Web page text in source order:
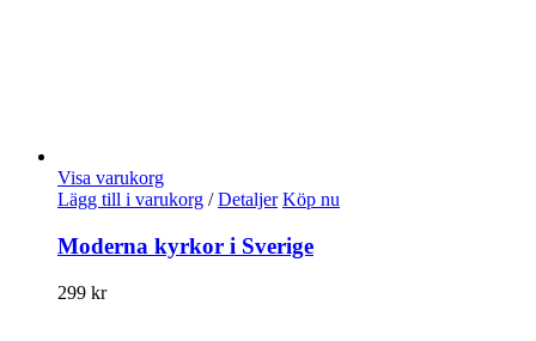
Visa varukorg
Lägg till i varukorg / Detaljer Köp nu
Moderna kyrkor i Sverige
299 kr